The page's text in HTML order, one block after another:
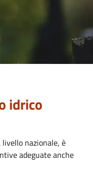
idrico
nazionale, è
adeguate anche